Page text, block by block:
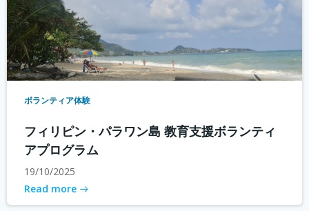
ボランティア体験
フィリピン・パラワン島 教育支援ボランティ
アプログラム
19/10/2025
Read more